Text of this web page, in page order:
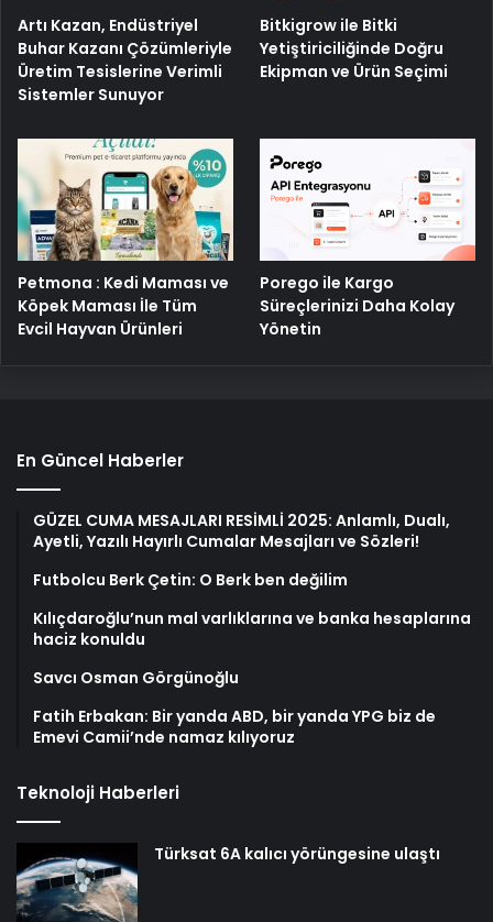
Artı Kazan, Endüstriyel
Buhar Kazanı Çözümleriyle
Üretim Tesislerine Verimli
Sistemler Sunuyor
Bitkigrow ile Bitki
Yetiştiriciliğinde Doğru
Ekipman ve Ürün Seçimi
Petmona : Kedi Maması ve
Köpek Maması İle Tüm
Evcil Hayvan Ürünleri
Porego ile Kargo
Süreçlerinizi Daha Kolay
Yönetin
En Güncel Haberler
GÜZEL CUMA MESAJLARI RESİMLİ 2025: Anlamlı, Dualı,
Ayetli, Yazılı Hayırlı Cumalar Mesajları ve Sözleri!
Futbolcu Berk Çetin: O Berk ben değilim
Kılıçdaroğlu’nun mal varlıklarına ve banka hesaplarına
haciz konuldu
Savcı Osman Görgünoğlu
Fatih Erbakan: Bir yanda ABD, bir yanda YPG biz de
Emevi Camii’nde namaz kılıyoruz
Teknoloji Haberleri
Türksat 6A kalıcı yörüngesine ulaştı